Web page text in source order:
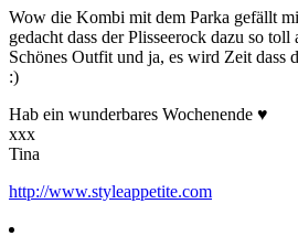
Wow die Kombi mit dem Parka gefällt
gedacht dass der Plisseerock dazu so toll
Schönes Outfit und ja, es wird Zeit dass
:)
Hab ein wunderbares Wochenende ♥
xxx
Tina
http://www.styleappetite.com